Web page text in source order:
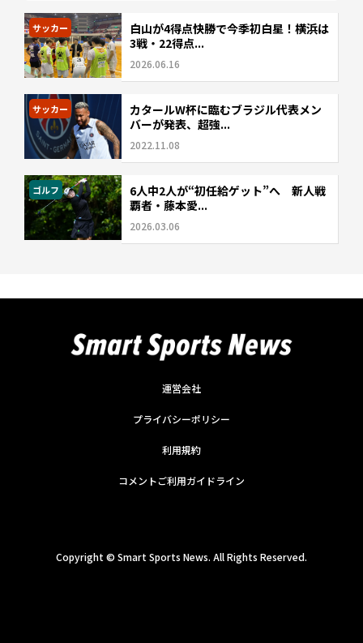
サッカー
白山が4得点快勝で今季初白星！横浜は
3戦・22得点...
2026.06.16
サッカー
カタールW杯に臨むブラジル代表メン
バーが発表、超強...
2022.11.08
ゴルフ
6人中2人が“初任給ゲット”へ 新人戦
覇者・藤本愛...
2026.03.06
運営会社
プライバシーポリシー
利用規約
コメントご利用ガイドライン
Copyright © Smart Sports News. All Rights Reserved.